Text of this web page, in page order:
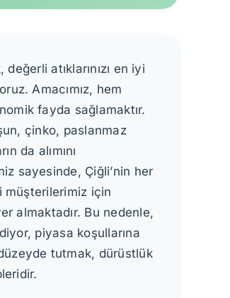
atıklarınızı en iyi
Amacımız, hem
fayda sağlamaktır.
çinko, paslanmaz
da alımını
sayesinde, Çiğli’nin her
müşterilerimiz için
almaktadır. Bu nedenle,
piyasa koşullarına
tutmak, dürüstlük